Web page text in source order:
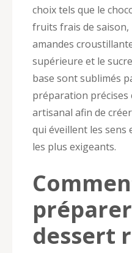
choix tels que le
fruits frais de
amandes
supérieure et le
base sont sublimés
préparation
artisanal afin de
qui éveillent les sens
les plus exigeants.
dessert